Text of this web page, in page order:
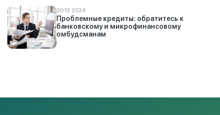
30.12.2024
Проблемные кредиты: обратитесь к
банковскому и микрофинансовому
омбудсманам